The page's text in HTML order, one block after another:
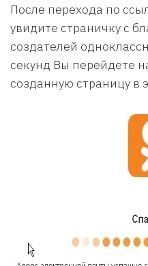
После перехода по
увидите страничку с
создателей
секунд Вы перейдете
созданную страницу в